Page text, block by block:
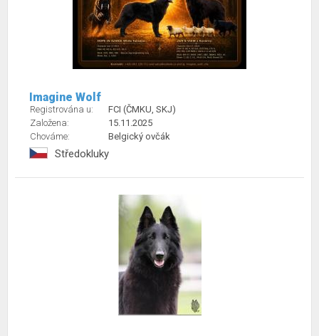
Imagine Wolf
Registrována u:
FCI (ČMKU, SKJ)
Založena:
15.11.2025
Chováme:
Belgický ovčák
Středokluky